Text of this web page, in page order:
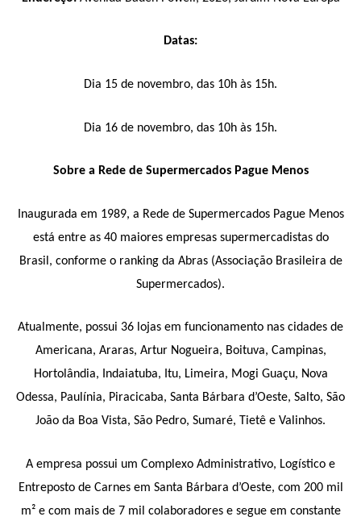
Datas:
Dia 15 de novembro, das 10h às 15h.
Dia 16 de novembro, das 10h às 15h.
Sobre a Rede de Supermercados Pague Menos
Inaugurada em 1989, a Rede de Supermercados Pague Menos
está entre as 40 maiores empresas supermercadistas do
Brasil, conforme o ranking da Abras (Associação Brasileira de
Supermercados).
Atualmente, possui 36 lojas em funcionamento nas cidades de
Americana, Araras, Artur Nogueira, Boituva, Campinas,
Hortolândia, Indaiatuba, Itu, Limeira, Mogi Guaçu, Nova
Odessa, Paulínia, Piracicaba, Santa Bárbara d’Oeste, Salto, São
João da Boa Vista, São Pedro, Sumaré, Tietê e Valinhos.
A empresa possui um Complexo Administrativo, Logístico e
Entreposto de Carnes em Santa Bárbara d’Oeste, com 200 mil
m² e com mais de 7 mil colaboradores esegue em constante